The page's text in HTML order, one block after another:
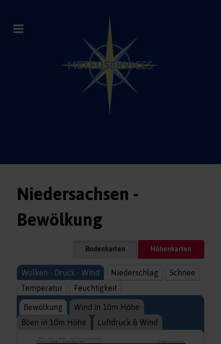
Niedersachsen -
Bewölkung
Bodenkarten Höhenkarten
Wolken - Druck - Wind Niederschlag
Schnee
Temperatur
Feuchtigkeit
Bewölkung
Wind in 10m Höhe
Böen in 10m Höhe
Luftdruck & Wind